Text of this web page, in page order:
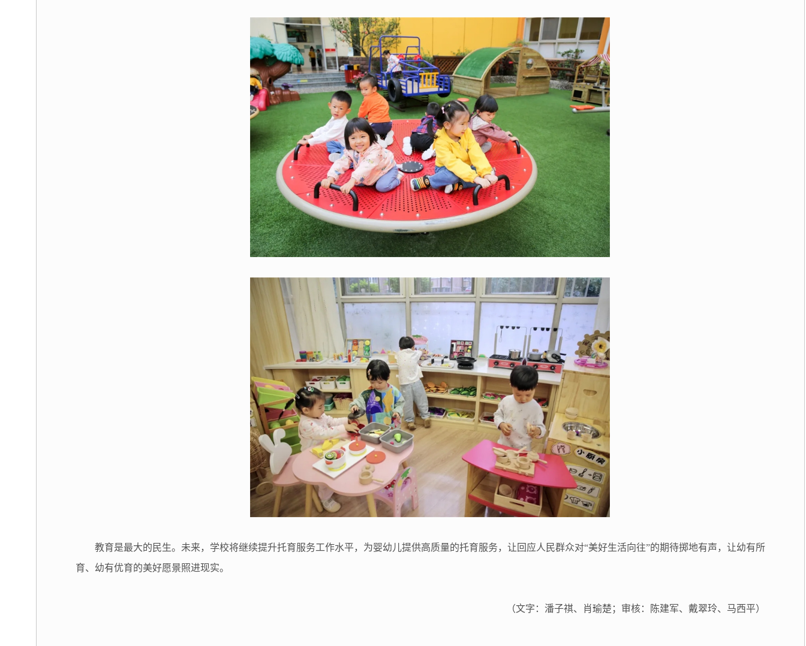
教育是最大的民生。未来，学校将继续提升托育服务工作水平，为婴幼儿提供高质量的托育服务，让回应人民群众对“美好生活向往”的期待掷地有声，让幼有所
育、幼有优育的美好愿景照进现实。
（文字：潘子祺、肖瑜楚；审核：陈建军、戴翠玲、马西平）